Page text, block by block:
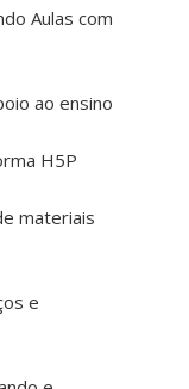
Aulas com
ao ensino
H5P
materiais
e